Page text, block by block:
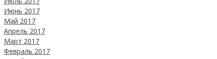
Июнь 2017
Май 2017
Апрель 2017
Март 2017
Февраль 2017